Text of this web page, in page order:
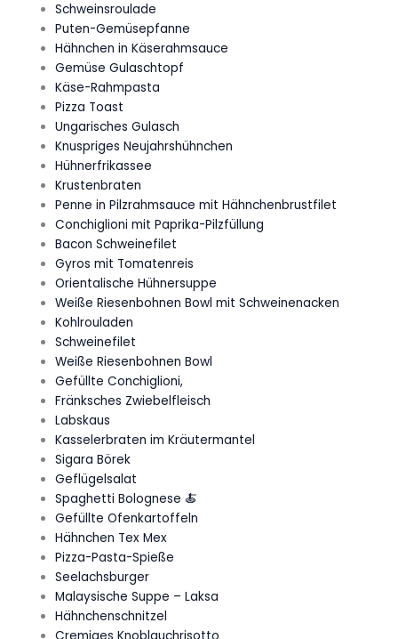
Schweinsroulade
Puten-Gemüsepfanne
Hähnchen in Käserahmsauce
Gemüse Gulaschtopf
Käse-Rahmpasta
Pizza Toast
Ungarisches Gulasch
Knuspriges Neujahrshühnchen
Hühnerfrikassee
Krustenbraten
Penne in Pilzrahmsauce mit Hähnchenbrustfilet
Conchiglioni mit Paprika-Pilzfüllung
Bacon Schweinefilet
Gyros mit Tomatenreis
Orientalische Hühnersuppe
Weiße Riesenbohnen Bowl mit Schweinenacken
Kohlrouladen
Schweinefilet
Weiße Riesenbohnen Bowl
Gefüllte Conchiglioni,
Fränksches Zwiebelfleisch
Labskaus
Kasselerbraten im Kräutermantel
Sigara Börek
Geflügelsalat
Spaghetti Bolognese 🍝
Gefüllte Ofenkartoffeln
Hähnchen Tex Mex
Pizza-Pasta-Spieße
Seelachsburger
Malaysische Suppe – Laksa
Hähnchenschnitzel